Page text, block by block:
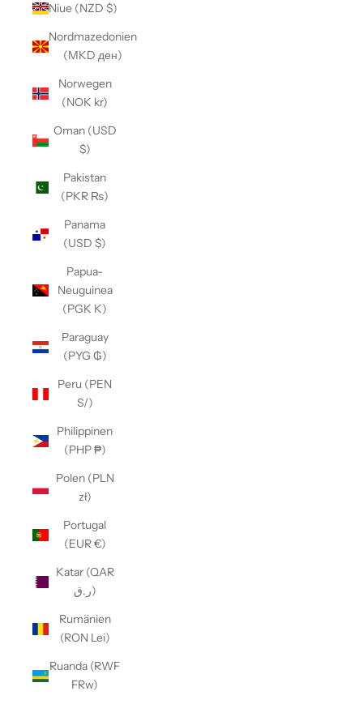
Niue (NZD $)
Nordmazedonien
(MKD ден)
Norwegen
(NOK kr)
Oman (USD
$)
Pakistan
(PKR ₨)
Panama
(USD $)
Papua-
Neuguinea
(PGK K)
Paraguay
(PYG ₲)
Peru (PEN
S/)
Philippinen
(PHP ₱)
Polen (PLN
zł)
Portugal
(EUR €)
Katar (QAR
ر.ق)
Rumänien
(RON Lei)
Ruanda (RWF
FRw)